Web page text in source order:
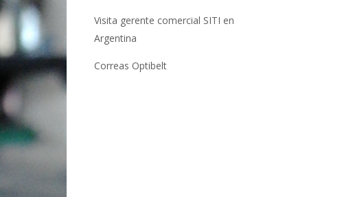
Visita gerente comercial SITI en
Argentina
Correas Optibelt